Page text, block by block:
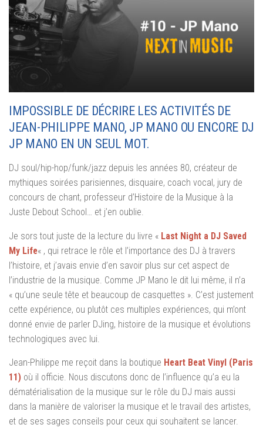
IMPOSSIBLE DE DÉCRIRE LES ACTIVITÉS DE
JEAN-PHILIPPE MANO, JP MANO OU ENCORE DJ
JP MANO EN UN SEUL MOT.
DJ soul/hip-hop/funk/jazz depuis les années 80, créateur de
mythiques soirées parisiennes, disquaire, coach vocal, jury de
concours de chant, professeur d’Histoire de la Musique à la
Juste Debout School… et j’en oublie.
Je sors tout juste de la lecture du livre « Last Night a DJ Saved
My Life« , qui retrace le rôle et l’importance des DJ à travers
l’histoire, et j’avais envie d’en savoir plus sur cet aspect de
l’industrie de la musique. Comme JP Mano le dit lui même, il n’a
« qu’une seule tête et beaucoup de casquettes ». C’est justement
cette expérience, ou plutôt ces multiples expériences, qui m’ont
donné envie de parler DJing, histoire de la musique et évolutions
technologiques avec lui.
Jean-Philippe me reçoit dans la boutique Heart Beat Vinyl (Paris
11) où il officie. Nous discutons donc de l’influence qu’a eu la
dématérialisation de la musique sur le rôle du DJ mais aussi
dans la manière de valoriser la musique et le travail des artistes,
et de ses sages conseils pour ceux qui souhaitent se lancer.